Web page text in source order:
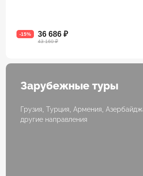
-15% 36 686 ₽
43 160 ₽
Зарубежные туры
Грузия, Турция, Армения,
другие направления